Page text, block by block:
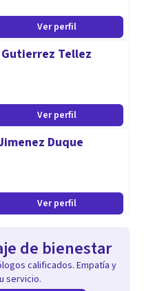
Ver perfil
Gutierrez Tellez
Ver perfil
Duque
Ver perfil
de bienestar
calificados. Empatía y
servicio.